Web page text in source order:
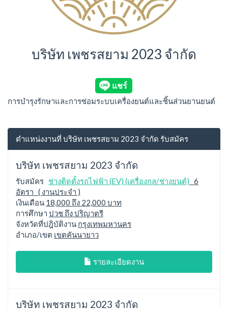
บริษัท เพชรสยาม 2023 จำกัด
การบำรุงรักษาและการซ่อมระบบเครื่องยนต์และชิ้นส่วนยานยนต์
ตำแหน่งงานที่ บริษัท เพชรสยาม 2023 จำกัด รับสมัคร
บริษัท เพชรสยาม 2023 จำกัด
รับสมัคร ช่างติดตั้งรถไฟฟ้า (EV) (เครื่องกล/ช่างยนต์) 6
อัตรา ( งานประจำ )
เงินเดือน 18,000 ถึง 22,000 บาท
การศึกษา ปวช ถึง ปริญาตรี
จังหวัดที่ปฎิบัติงาน กรุงเทพมหานคร
อำเภอ/เขต เขตคันนายาว
รายละเอียดงาน
บริษัท เพชรสยาม 2023 จำกัด